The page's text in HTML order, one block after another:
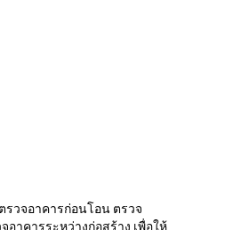
วจอาคารก่อนโอน ตรวจ
าคารระหว่างก่อสร้าง เพื่อให้